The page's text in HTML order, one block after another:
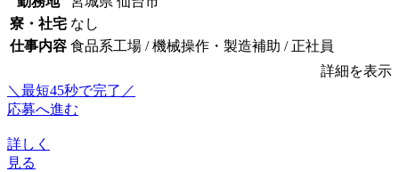
寮・社宅 なし
仕事内容 食品系工場 / 機械操作・製造補助 / 正社員
詳細を表示
＼最短45秒で完了／
応募へ進む
詳しく
見る